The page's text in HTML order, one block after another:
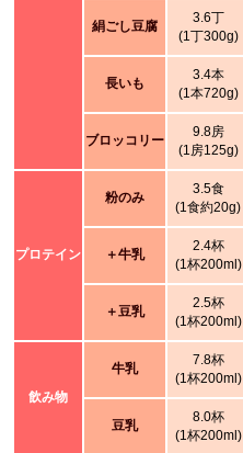
絹ごし豆腐
3.6丁
(1丁300g)
長いも
3.4本
(1本720g)
ブロッコリー
9.8房
(1房125g)
プロテイン
粉のみ
3.5食
(1食約20g)
＋牛乳
2.4杯
(1杯200ml)
＋豆乳
2.5杯
(1杯200ml)
飲み物
牛乳
7.8杯
(1杯200ml)
豆乳
8.0杯
(1杯200ml)